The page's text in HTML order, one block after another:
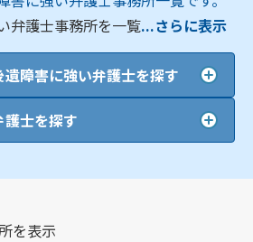
弁護士事務所を一覧...さらに表示
障害に強い弁護士を探す
士を探す
を表示